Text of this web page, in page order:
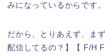
みになっているからです。
だから、とりあえず、ま
配信してるの？】【 F/H